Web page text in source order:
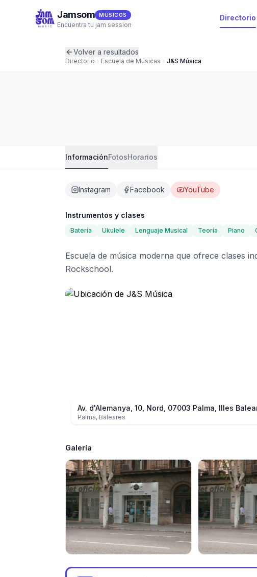
Jamsom MÚSICOS
Encuentra tu jam session
Directorio
Volver a resultados
Directorio Escuela de Músicas J&S Música
InformaciónFotosHorarios
Instagram Facebook YouTube
Instrumentos y clases
Batería Ukulele Lenguaje Musical Teoría Piano
Escuela de música moderna que ofrece clases
Rockschool.
Av. d'Alemanya, 10, Nord, 07003 Palma, Illes
Palma, Baleares
Galería